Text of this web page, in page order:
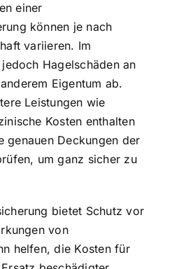
einer
können je nach
variieren. Im
Hagelschäden an
Eigentum ab.
Leistungen wie
Kosten enthalten
genauen Deckungen der
um ganz sicher zu
bietet Schutz vor
von
helfen, die Kosten für